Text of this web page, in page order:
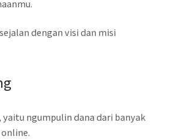
dengan visi dan misi
ngumpulin dana dari banyak